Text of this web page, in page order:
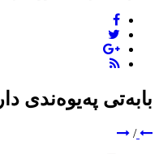
بابەتی پەیوەندی دار
/